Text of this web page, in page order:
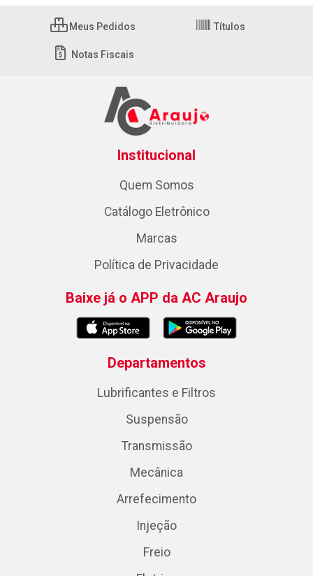
Meus Pedidos Títulos
Notas Fiscais
Institucional
Quem Somos
Catálogo Eletrônico
Marcas
Política de Privacidade
Baixe já o APP da AC Araujo
Departamentos
Lubrificantes e Filtros
Suspensão
Transmissão
Mecânica
Arrefecimento
Injeção
Freio